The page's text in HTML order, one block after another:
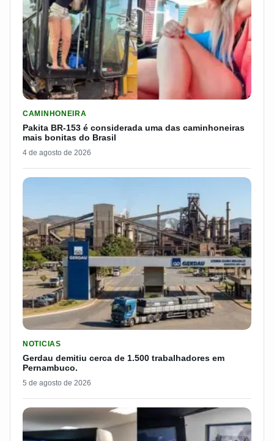
CAMINHONEIRA
Pakita BR-153 é considerada uma das caminhoneiras
mais bonitas do Brasil
4 de agosto de 2026
NOTICIAS
Gerdau demitiu cerca de 1.500 trabalhadores em
Pernambuco.
5 de agosto de 2026